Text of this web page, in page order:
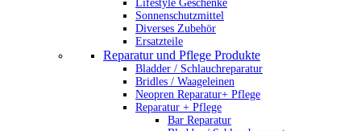
Lifestyle Geschenke
Sonnenschutzmittel
Diverses Zubehör
Ersatzteile
Reparatur und Pflege Produkte
Bladder / Schlauchreparatur
Bridles / Waageleinen
Neopren Reparatur+ Pflege
Reparatur + Pflege
Bar Reparatur